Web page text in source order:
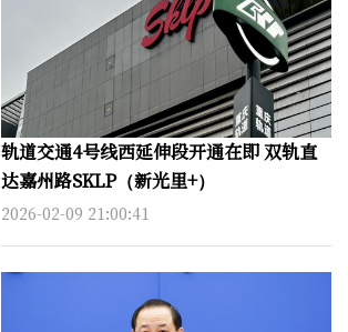
轨道交通4号线西延伸段开通在即 双轨直
达嘉州路SKLP（新光里+）
2026-02-09 21:00:41